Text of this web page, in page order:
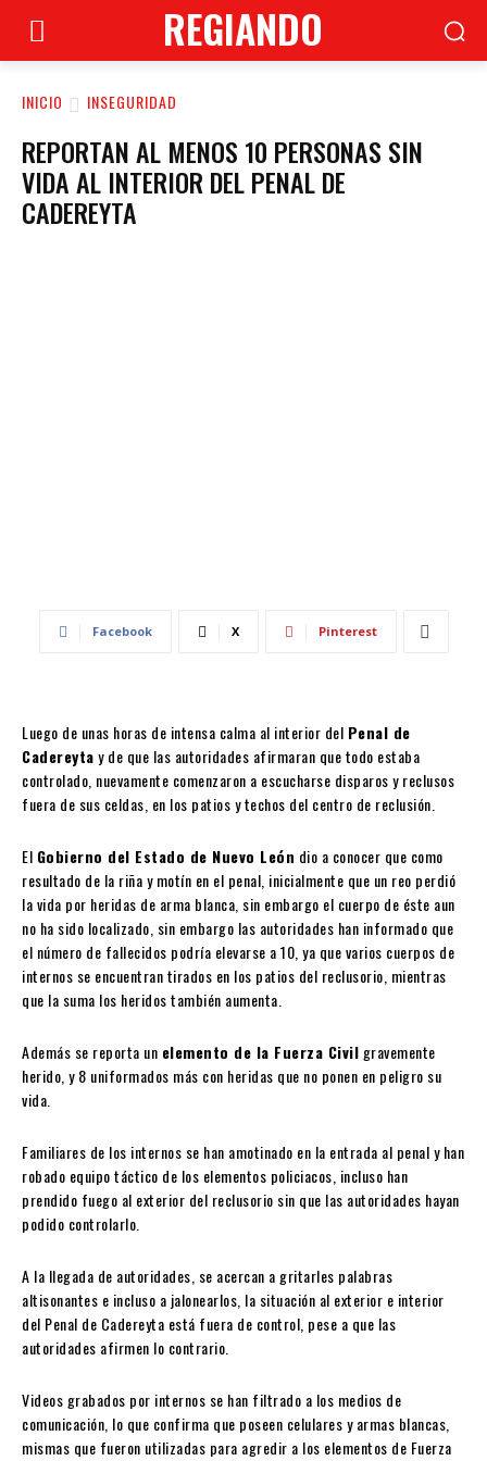
REGIANDO
INICIO INSEGURIDAD
REPORTAN AL MENOS 10 PERSONAS SIN
VIDA AL INTERIOR DEL PENAL DE
CADEREYTA
Facebook X Pinterest
Luego de unas horas de intensa calma al interior del Penal de
Cadereytay de que las autoridades afirmaran que todo estaba
controlado, nuevamente comenzaron a escucharse disparos y reclusos
fuera de sus celdas, en los patios y techos del centro de reclusión.
El Gobierno del Estado de Nuevo León dio a conocer que como
resultado de la riña y motín en el penal, inicialmente que un reo perdió
la vida por heridas de arma blanca, sin embargo el cuerpo de éste aun
no ha sido localizado, sin embargo las autoridades han informado que
el número de fallecidos podría elevarse a 10, ya que varios cuerpos de
internos se encuentran tirados en los patios del reclusorio, mientras
que la suma los heridos también aumenta.
Además se reporta un elemento de la Fuerza Civil gravemente
herido, y 8 uniformados más con heridas que no ponen en peligro su
vida.
Familiares de los internos se han amotinado en la entrada al penal y han
robado equipo táctico de los elementos policiacos, incluso han
prendido fuego al exterior del reclusorio sin que las autoridades hayan
podido controlarlo.
A la llegada de autoridades, se acercan a gritarles palabras
altisonantes e incluso a jalonearlos, la situación al exterior e interior
del Penal de Cadereyta está fuera de control, pese a que las
autoridades afirmen lo contrario.
Videos grabados por internos se han filtrado a los medios de
comunicación, lo que confirma que poseen celulares y armas blancas,
mismas que fueron utilizadas para agredir a los elementos de Fuerza